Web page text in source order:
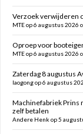
Verzoek verwijderen
MTE op 6 augustus 2026
Oproep voor
MTE op 6 augustus 2026
Zaterdag 8 augustus
laogong op 6 augustus
Machinefabriek Prins
zelf betalen
Andere Henk op 5